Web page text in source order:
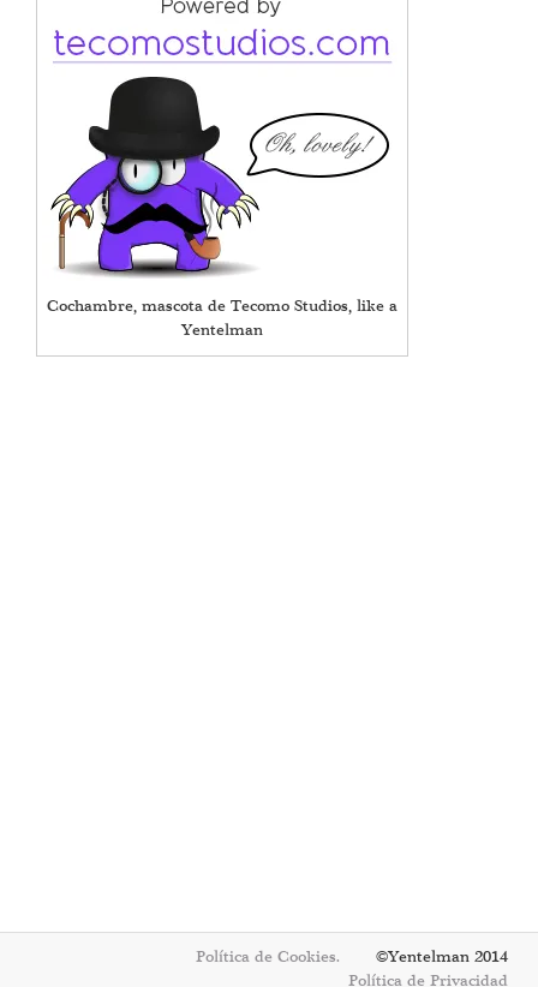
Cochambre, mascota de Tecomo Studios, like a
Yentelman
©Yentelman 2014
Política de Cookies.
Política de Privacidad